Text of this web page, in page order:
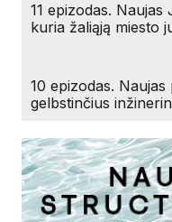
11 epizodas. Naujas
kuria žaliąją miesto
10 epizodas.
gelbstinčius